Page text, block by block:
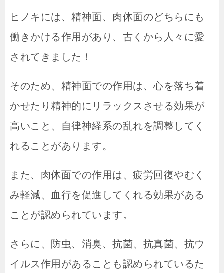
ヒノキには、精神面、肉体面のどちらにも
働きかける作用があり、古くから人々に愛
されてきました！
そのため、精神面での作用は、心を落ち着
かせたり精神的にリラックスさせる効果が
高いこと、自律神経系の乱れを調整してく
れることがあります。
また、肉体面での作用は、疲労回復やむく
み軽減、血行を促進してくれる効果がある
ことが認められています。
さらに、防虫、消臭、抗菌、抗真菌、抗ウ
イルス作用があることも認められているた